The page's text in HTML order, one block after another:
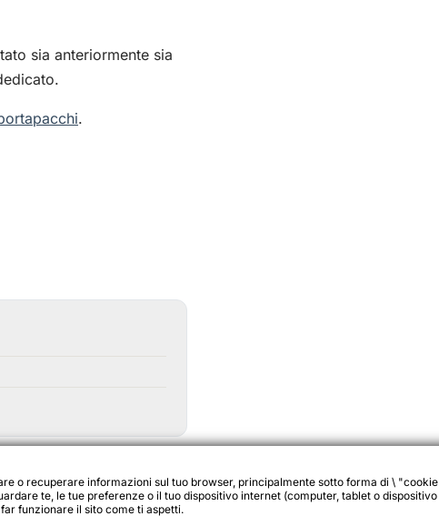
sia anteriormente sia
.
o recuperare informazioni sul tuo browser, principalmente sotto forma di \ "cookie
te, le tue preferenze o il tuo dispositivo internet (computer, tablet o dispositivo
funzionare il sito come ti aspetti.